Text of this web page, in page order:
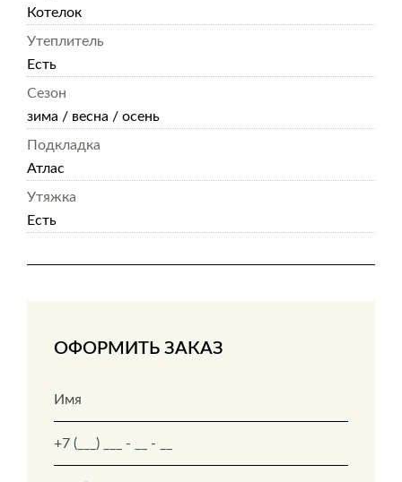
Котелок
Утеплитель
Есть
Сезон
зима / весна / осень
Подкладка
Атлас
Утяжка
Есть
ОФОРМИТЬ ЗАКАЗ